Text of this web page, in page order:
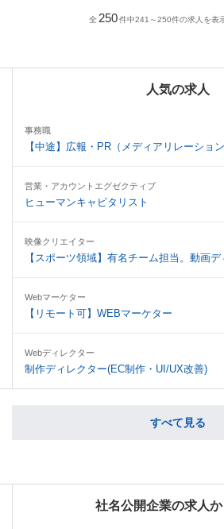
全 250件中241～250件の求人を表
人気の求人
事務職
【中途】広報・PR（メディアリレーショ
営業・アカウントエグゼクティブ
ヒューマンキャピタリスト
映像クリエイター
【スポーツ領域】有名チーム担当。動画
Webマーケター
【リモート可】WEBマーケター
Webディレクター
制作ディレクター(EC制作・UI/UX改善)
すべて見る
社名公開企業の求人